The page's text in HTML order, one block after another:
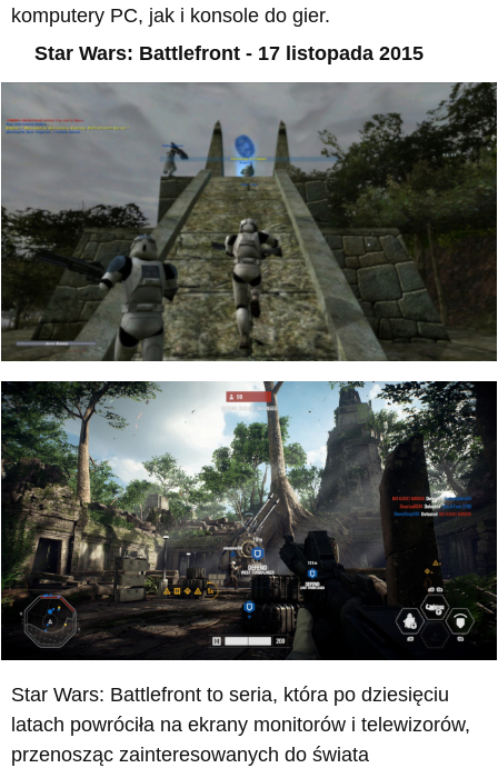
komputery PC, jak i konsole do gier.
Star Wars: Battlefront - 17 listopada 2015
Star Wars: Battlefront to seria, która po dziesięciu
latach powróciła na ekrany monitorów i telewizorów,
przenosząc zainteresowanych do świata